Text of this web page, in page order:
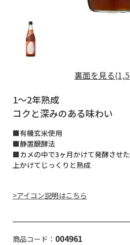
裏面を見る
1～2年熟成
コクと深みのある味わい
■有機玄米使用
■静置醗酵法
■カメの中で3ヶ月かけて発酵させ
上かけてじっくりと熟成
>アイコン説明はこちら
商品コード： 004961